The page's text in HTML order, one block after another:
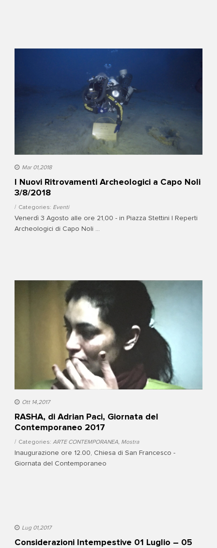
Mar 01,2018
I Nuovi Ritrovamenti Archeologici a Capo Noli
3/8/2018
Categories: Eventi
Venerdì 3 Agosto alle ore 21,00 - in Piazza Stettini I Reperti
Archeologici di Capo Noli ...
Ott 14,2017
RASHA, di Adrian Paci, Giornata del
Contemporaneo 2017
Categories: ARTE CONTEMPORANEA, Mostra
Inaugurazione ore 12.00, Chiesa di San Francesco -
Giornata del Contemporaneo
Lug 01,2017
Considerazioni Intempestive 01 Luglio – 05